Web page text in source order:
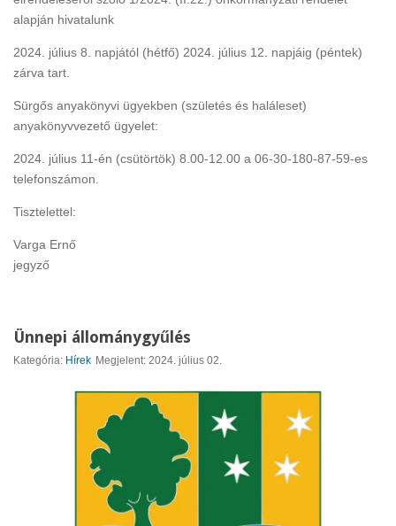
alapján hivatalunk
2024. július 8. napjától (hétfő) 2024. július 12. napjáig (péntek)
zárva tart.
Sürgős anyakönyvi ügyekben (születés és haláleset)
anyakönyvvezető ügyelet:
2024. július 11-én (csütörtök) 8.00-12.00 a 06-30-180-87-59-es
telefonszámon.
Tisztelettel:
Varga Ernő
jegyző
Ünnepi állománygyűlés
Kategória: Hírek Megjelent: 2024. július 02.